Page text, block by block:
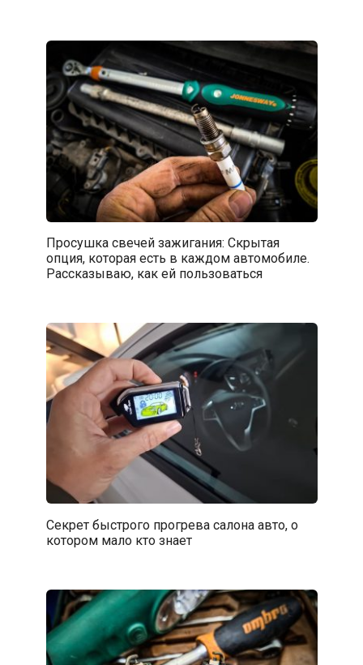
Просушка свечей зажигания: Скрытая
опция, которая есть в каждом автомобиле.
Рассказываю, как ей пользоваться
Секрет быстрого прогрева салона авто, о
котором мало кто знает